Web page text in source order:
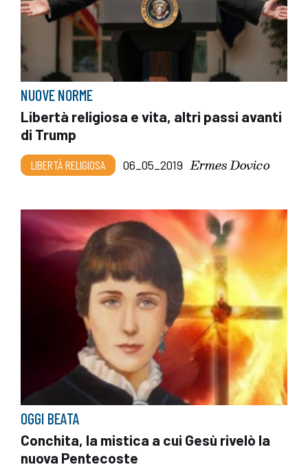
NUOVE NORME
Libertà religiosa e vita, altri passi avanti
di Trump
LIBERTÀ RELIGIOSA 06_05_2019 Ermes Dovico
OGGI BEATA
Conchita, la mistica a cui Gesù rivelò la
nuova Pentecoste